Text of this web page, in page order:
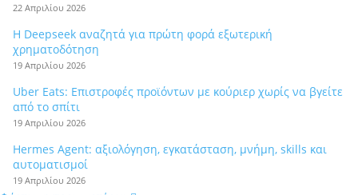
22 Απριλίου 2026
Η Deepseek αναζητά για πρώτη φορά εξωτερική
χρηματοδότηση
19 Απριλίου 2026
Uber Eats: Επιστροφές προϊόντων με κούριερ χωρίς να βγείτε
από το σπίτι
19 Απριλίου 2026
Hermes Agent: αξιολόγηση, εγκατάσταση, μνήμη, skills και
αυτοματισμοί
19 Απριλίου 2026